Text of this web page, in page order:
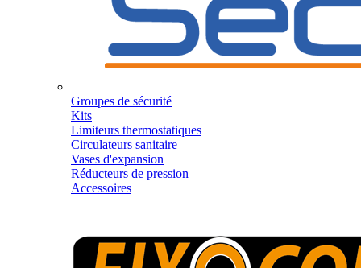
Groupes de sécurité
Kits
Limiteurs thermostatiques
Circulateurs sanitaire
Vases d'expansion
Réducteurs de pression
Accessoires